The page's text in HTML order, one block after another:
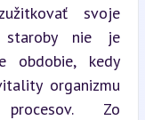
svoje
staroby nie je
obdobie, kedy
organizmu
Zo